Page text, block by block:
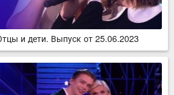
и дети. Выпуск от 25.06.2023